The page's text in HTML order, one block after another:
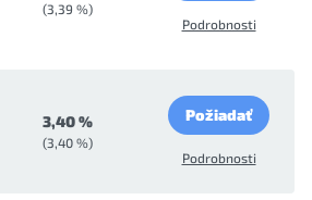
(3,39 %)
Podrobnosti
3,40 %
(3,40 %)
Požiadať
Podrobnosti